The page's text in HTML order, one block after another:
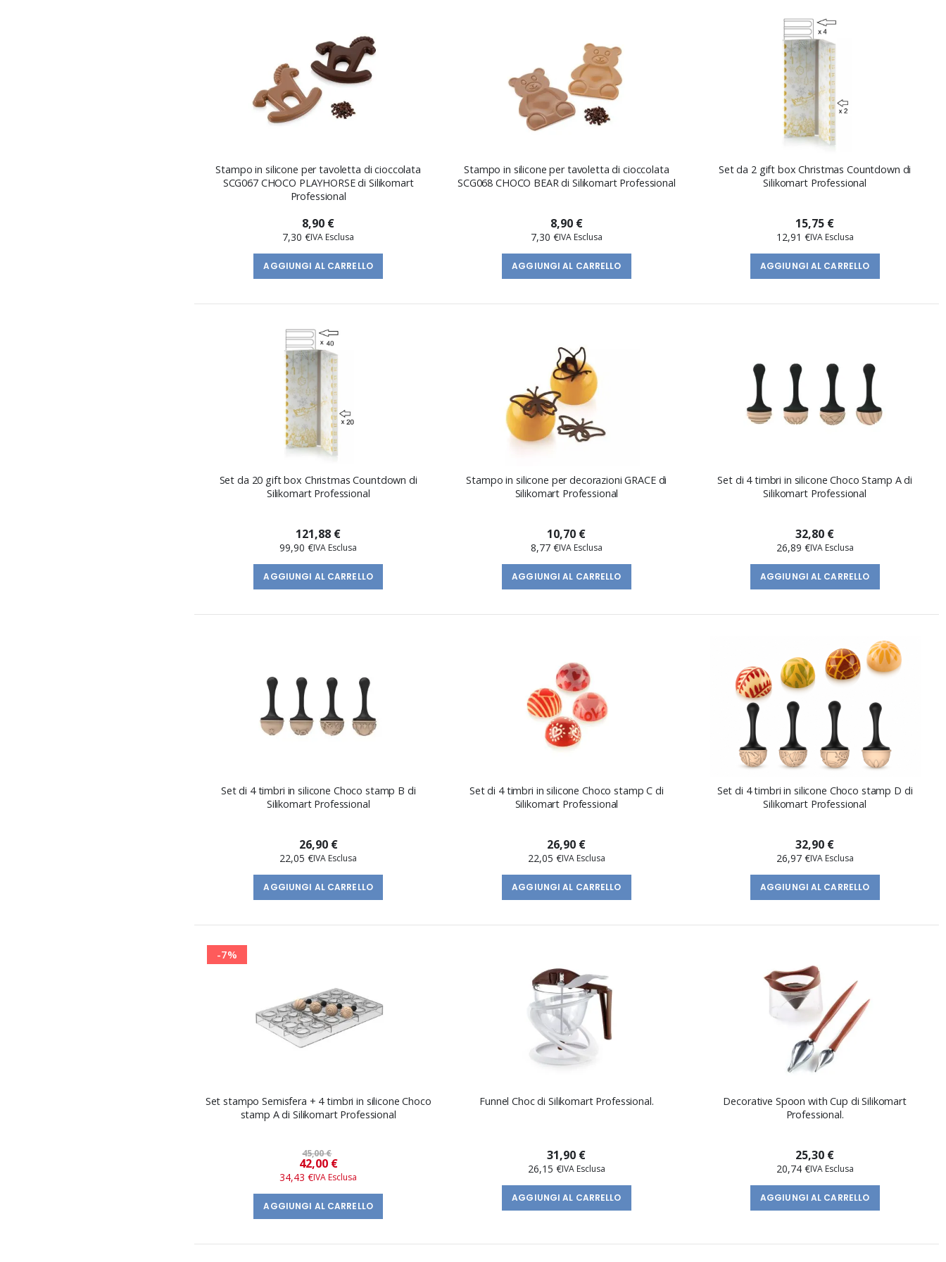
Stampo in silicone per tavoletta di cioccolata
SCG067 CHOCO PLAYHORSE di Silikomart
Professional
8,90 €
7,30 €
AGGIUNGI AL CARRELLO
Stampo in silicone per tavoletta di cioccolata
SCG068 CHOCO BEAR di Silikomart Professional
8,90 €
7,30 €
AGGIUNGI AL CARRELLO
Set da 2 gift box Christmas Countdown di
Silikomart Professional
15,75 €
12,91 €
AGGIUNGI AL CARRELLO
Set da 20 gift box Christmas Countdown di
Silikomart Professional
121,88 €
99,90 €
AGGIUNGI AL CARRELLO
Stampo in silicone per decorazioni GRACE di
Silikomart Professional
10,70 €
8,77 €
AGGIUNGI AL CARRELLO
Set di 4 timbri in silicone Choco Stamp A di
Silikomart Professional
32,80 €
26,89 €
AGGIUNGI AL CARRELLO
Set di 4 timbri in silicone Choco stamp B di
Silikomart Professional
26,90 €
22,05 €
AGGIUNGI AL CARRELLO
Set di 4 timbri in silicone Choco stamp C di
Silikomart Professional
26,90 €
22,05 €
AGGIUNGI AL CARRELLO
Set di 4 timbri in silicone Choco stamp D di
Silikomart Professional
32,90 €
26,97 €
AGGIUNGI AL CARRELLO
-7%
Set stampo Semisfera + 4 timbri in silicone Choco
stamp A di Silikomart Professional
45,00 €
Prezzo
speciale
42,00 €
34,43 €
AGGIUNGI AL CARRELLO
Funnel Choc di Silikomart Professional.
31,90 €
26,15 €
AGGIUNGI AL CARRELLO
Decorative Spoon with Cup di Silikomart
Professional.
25,30 €
20,74 €
AGGIUNGI AL CARRELLO